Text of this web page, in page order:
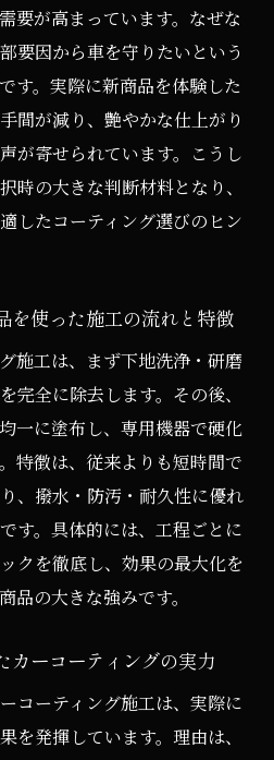
要が高まっています。なぜな
要因から車を守りたいという
す。実際に新商品を体験した
間が減り、艶やかな仕上がり
が寄せられています。こうし
時の大きな判断材料となり、
したコーティング選びのヒン
を使った施工の流れと特徴
施工は、まず下地洗浄・研磨
完全に除去します。その後、
一に塗布し、専用機器で硬化
特徴は、従来よりも短時間で
、撥水・防汚・耐久性に優れ
す。具体的には、工程ごとに
クを徹底し、効果の最大化を
品の大きな強みです。
カーコーティングの実力
コーティング施工は、実際に
を発揮しています。理由は、